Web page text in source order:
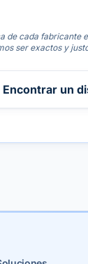
de cada
ser exactos y
Encontrar un